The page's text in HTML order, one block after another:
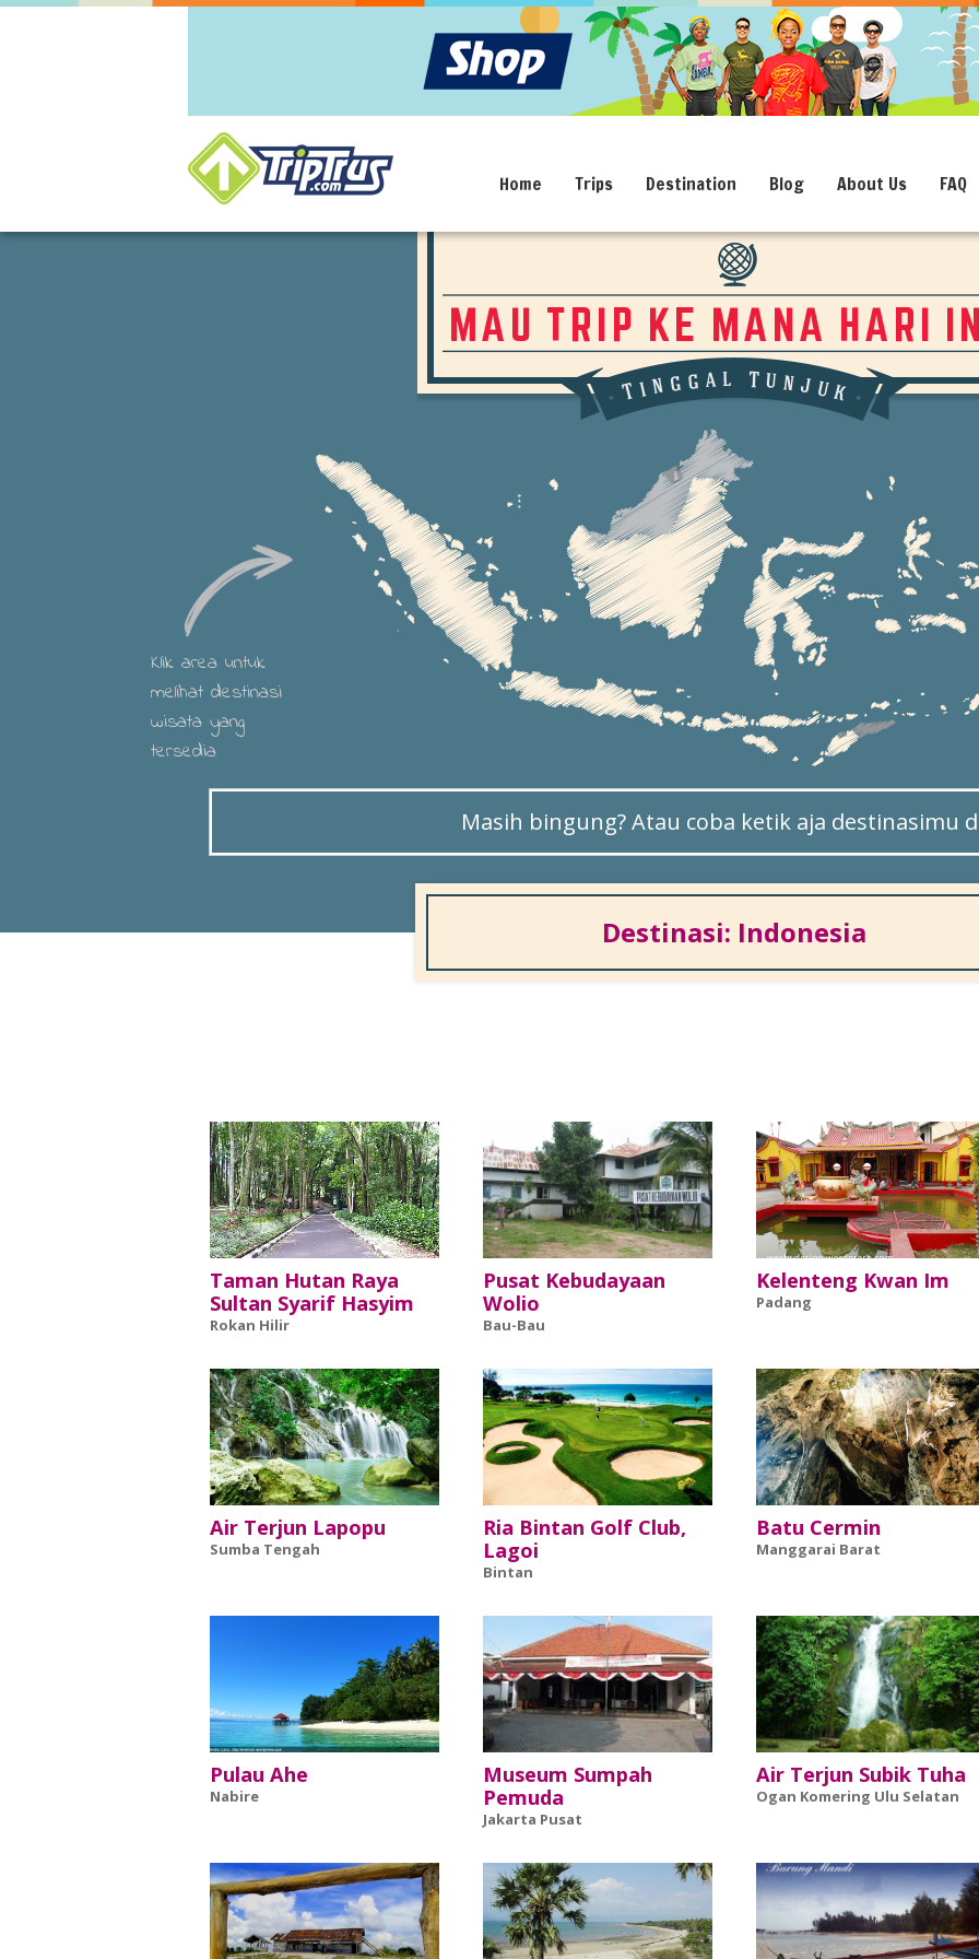
Home Trips Destination Blog About Us FAQ
Klik area untuk
melihat destinasi
wisata yang
tersedia
Masih bingung? Atau coba ketik aja destinasimu
Destinasi: Indonesia
Taman Hutan Raya
Sultan Syarif Hasyim
Rokan Hilir
Pusat Kebudayaan
Wolio
Bau-Bau
Kelenteng Kwan Im
Padang
Air Terjun Lapopu
Sumba Tengah
Ria Bintan Golf Club,
Lagoi
Bintan
Batu Cermin
Manggarai Barat
Pulau Ahe
Nabire
Museum Sumpah
Pemuda
Jakarta Pusat
Air Terjun Subik Tuha
Ogan Komering Ulu Selatan